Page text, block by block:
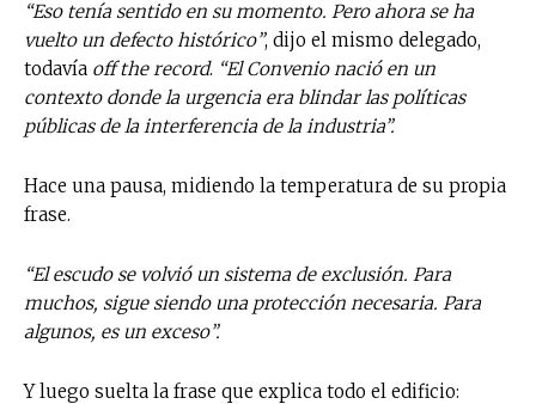
“Eso tenía sentido en su momento. Pero ahora se ha
vuelto un defecto histórico”, dijo el mismo delegado,
todavía off the record. “El Convenio nació en un
contexto donde la urgencia era blindar las políticas
públicas de la interferencia de la industria”.
Hace una pausa, midiendo la temperatura de su propia
frase.
“El escudo se volvió un sistema de exclusión. Para
muchos, sigue siendo una protección necesaria. Para
algunos, es un exceso”.
Y luego suelta la frase que explica todo el edificio: